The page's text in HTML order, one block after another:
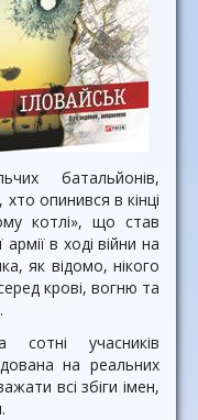
батальйонів,
опинився в кінці
котлі», що став
в ході війни на
як відомо, нікого
крові, вогню та
сотні учасників
на реальних
всі збіги імен,